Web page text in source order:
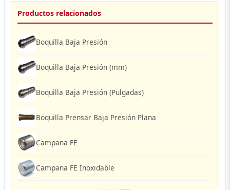
Productos relacionados
Boquilla Baja Presión
Boquilla Baja Presión (mm)
Boquilla Baja Presión (Pulgadas)
Boquilla Prensar Baja Presión Plana
Campana FE
Campana FE Inoxidable